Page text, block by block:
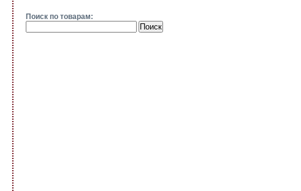
Поиск по товарам: